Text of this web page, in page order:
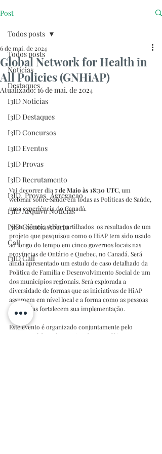
Post
Todos posts
Notícias
Destaques
I3ID Noticias
I3ID Destaques
I3ID Concursos
I3ID Eventos
I3ID Provas
I3ID Recrutamento
I3ID_Provas_Agregacao
I3ID Arquivo Notícias
I3ID Ciência Aberta
Call
I3ID Call
Todos posts
Global Network for Health in
All Policies (GNHiAP)
6 de mai. de 2024
Atualizado:16 de mai. de 2024
Vai decorrer dia 7 de Maio às 18:30 UTC, um
webinar sobre Saúde em todas as Políticas de Saúde,
uma experiência do Canadá.
Neste evento. serão partilhados  os resultados de um
projeto que pesquisou como o HiAP tem sido usado
ao longo do tempo em cinco governos locais nas
províncias de Ontário e Quebec, no Canadá. Será
ainda apresentado um estudo de caso detalhado da
Política de Família e Desenvolvimento Social de um
dos municípios regionais. Será explorada a
diversidade de formas que as iniciativas de HiAP
assumem em nível local e a forma como as pessoas
envolvidas fortalecem sua implementação.
Este evento é organizado conjuntamente pelo
Centro Colaborador Nacional para Políticas